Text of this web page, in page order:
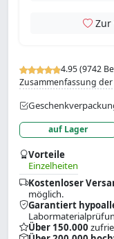
4.95 (9742
Zusammenfassung
auf Lager
Vorteile
Einzelheiten
Kostenloser
möglich.
Garantiert
Über 150.000
Zur